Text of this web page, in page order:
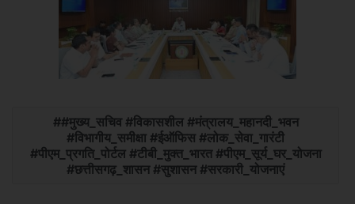
#मुख्य_सचिव #विकासशील #मंत्रालय_महानदी_भवन
#विभागीय_समीक्षा #ईऑफिस #लोक_सेवा_गारंटी
#पीएम_प्रगति_पोर्टल #टीबी_मुक्त_भारत #पीएम_सूर्य_घर_योजना
#छत्तीसगढ़_शासन #सुशासन #सरकारी_योजनाएं